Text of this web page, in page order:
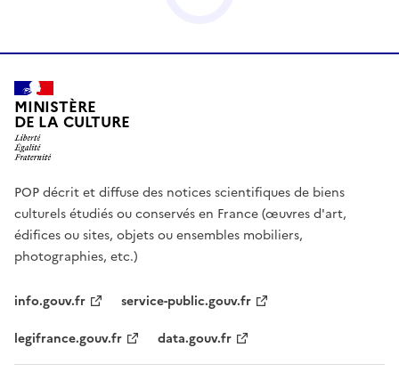
MINISTÈRE
DE LA CULTURE
POP décrit et diffuse des notices scientifiques de biens
culturels étudiés ou conservés en France (œuvres d'art,
édifices ou sites, objets ou ensembles mobiliers,
photographies, etc.)
info.gouv.fr
service-public.gouv.fr
legifrance.gouv.fr
data.gouv.fr